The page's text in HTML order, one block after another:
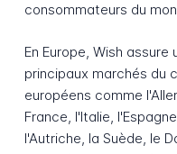
consommateurs du
En Europe, Wish
principaux marchés du
européens comme
France, l'Italie,
l'Autriche, la Suède, le